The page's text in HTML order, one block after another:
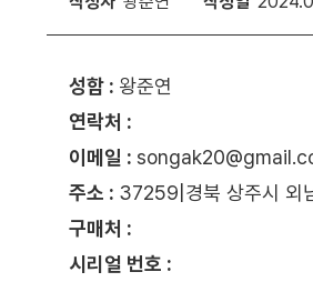
성함 : 왕준연
연락처 :
이메일 :
주소 : 37259|경북 상주시 외
구매처 :
시리얼 번호 :